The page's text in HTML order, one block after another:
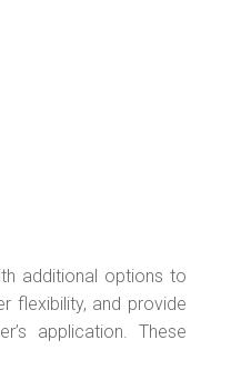
additional options to
flexibility, and provide
application. These